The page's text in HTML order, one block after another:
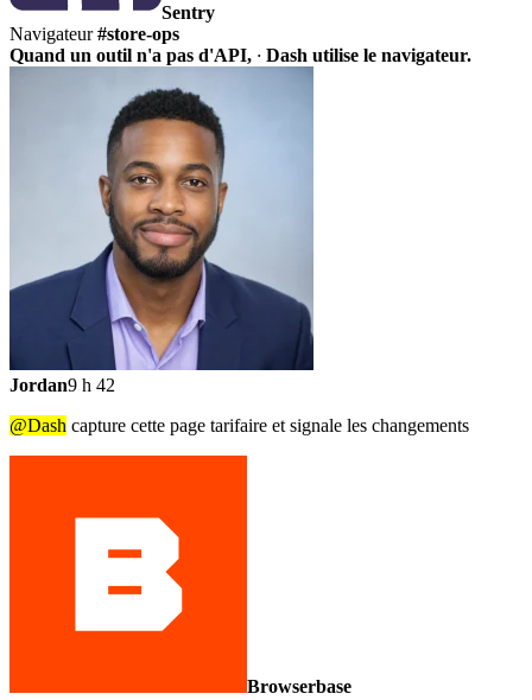
Sentry
Navigateur #store-ops
Quand un outil n'a pas d'API, · Dash utilise le navigateur.
Jordan9 h 42
@Dash capture cette page tarifaire et signale les changements
Browserbase